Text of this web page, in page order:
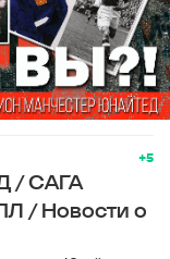
+5
/ САГА
/ Новости о